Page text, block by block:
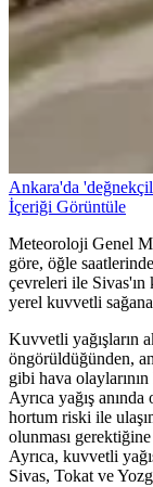
Ankara'da
İçeriği Görüntüle
Meteoroloji Genel
göre, öğle
çevreleri ile
yerel kuvvetli
Kuvvetli yağışların
öngörüldüğünden,
gibi hava
Ayrıca yağış
hortum riski ile
olunması
Ayrıca, kuvvetli
Sivas, Tokat ve